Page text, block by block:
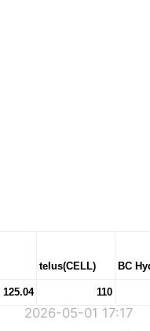
telus(CELL) BC
125.04 110
2026-05-01 17:17